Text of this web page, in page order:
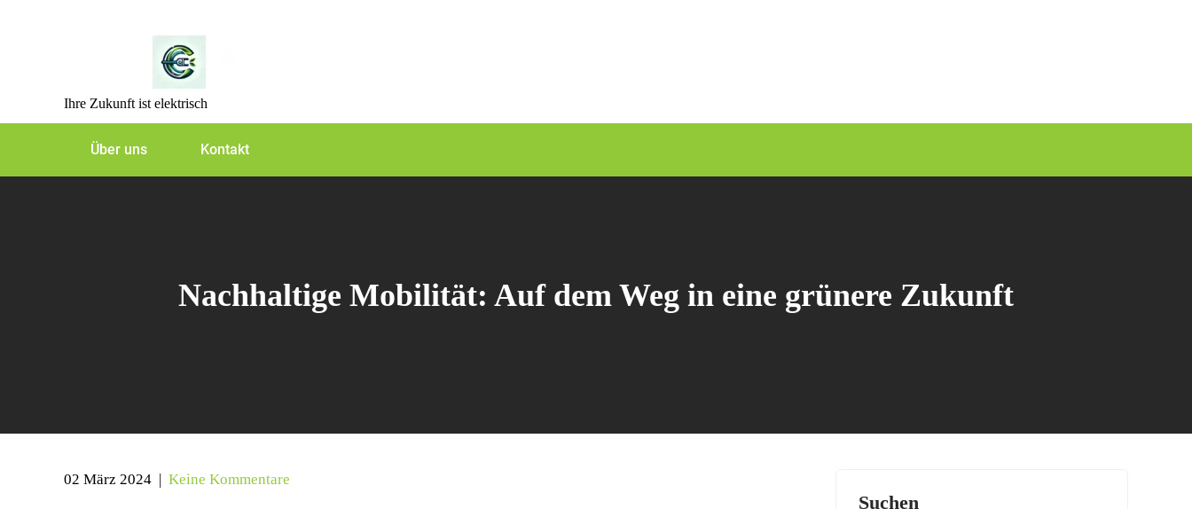
Ihre Zukunft ist elektrisch
Über uns Kontakt
Nachhaltige Mobilität: Auf dem Weg in eine grünere Zukunft
02 März 2024 | Keine Kommentare
Suchen